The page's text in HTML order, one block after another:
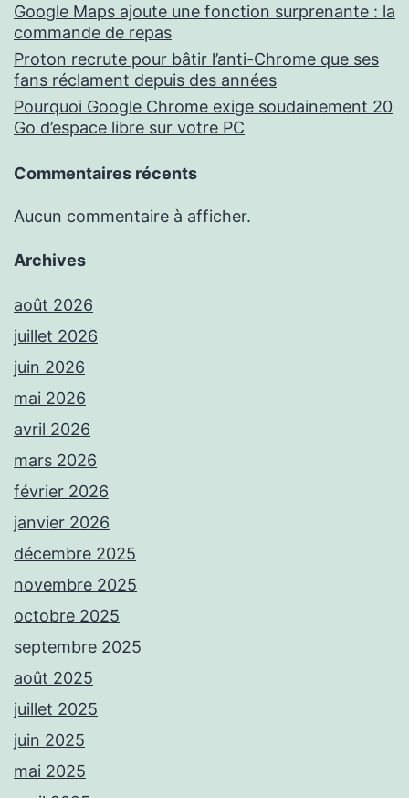
Google Maps ajoute une fonction surprenante : la
commande de repas
Proton recrute pour bâtir l’anti-Chrome que ses
fans réclament depuis des années
Pourquoi Google Chrome exige soudainement 20
Go d’espace libre sur votre PC
Commentaires récents
Aucun commentaire à afficher.
Archives
août 2026
juillet 2026
juin 2026
mai 2026
avril 2026
mars 2026
février 2026
janvier 2026
décembre 2025
novembre 2025
octobre 2025
septembre 2025
août 2025
juillet 2025
juin 2025
mai 2025